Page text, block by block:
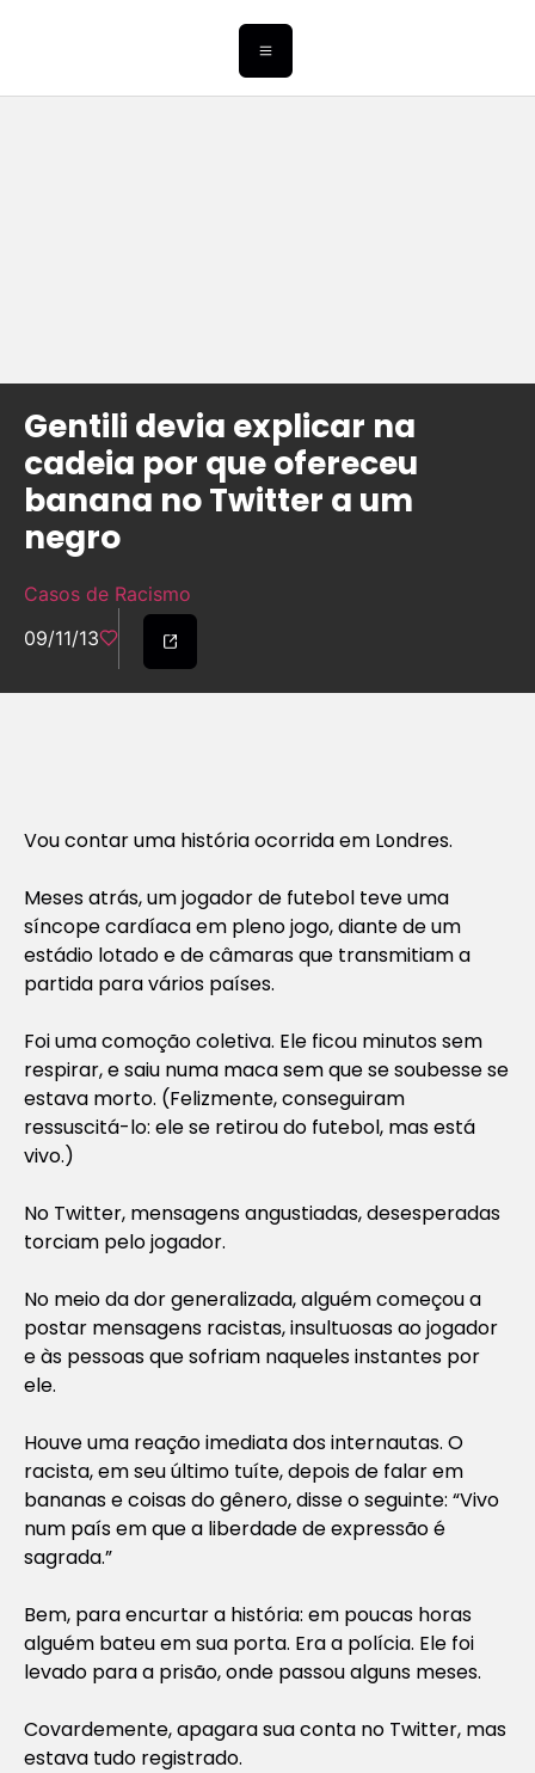
Gentili devia explicar na
cadeia por que ofereceu
banana no Twitter a um
negro
Casos de Racismo
09/11/13
Vou contar uma história ocorrida em Londres.
Meses atrás, um jogador de futebol teve uma
síncope cardíaca em pleno jogo, diante de um
estádio lotado e de câmaras que transmitiam a
partida para vários países.
Foi uma comoção coletiva. Ele ficou minutos sem
respirar, e saiu numa maca sem que se soubesse se
estava morto. (Felizmente, conseguiram
ressuscitá-lo: ele se retirou do futebol, mas está
vivo.)
No Twitter, mensagens angustiadas, desesperadas
torciam pelo jogador.
No meio da dor generalizada, alguém começou a
postar mensagens racistas, insultuosas ao jogador
e às pessoas que sofriam naqueles instantes por
ele.
Houve uma reação imediata dos internautas. O
racista, em seu último tuíte, depois de falar em
bananas e coisas do gênero, disse o seguinte: “Vivo
num país em que a liberdade de expressão é
sagrada.”
Bem, para encurtar a história: em poucas horas
alguém bateu em sua porta. Era a polícia. Ele foi
levado para a prisão, onde passou alguns meses.
Covardemente, apagara sua conta no Twitter, mas
estava tudo registrado.